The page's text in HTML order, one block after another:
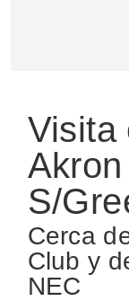
Visita
Akron
S/
Cerca
Club y
NEC